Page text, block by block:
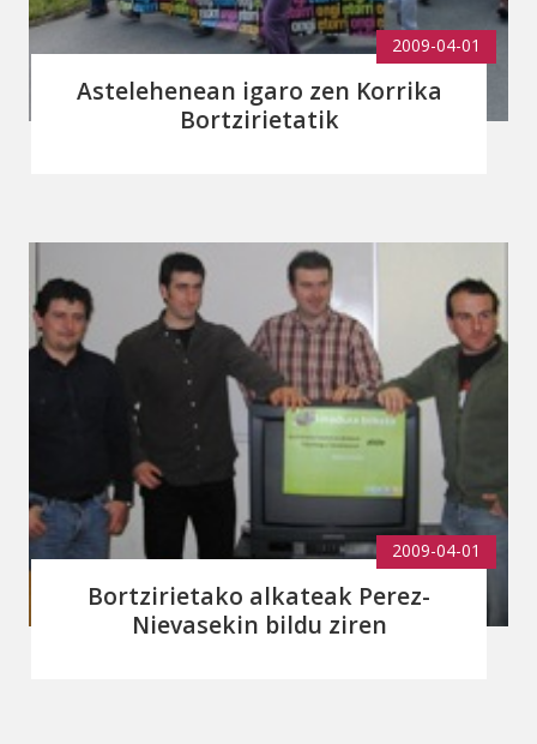
2009-04-01
Astelehenean igaro zen Korrika
Bortzirietatik
2009-04-01
Bortzirietako alkateak Perez-
Nievasekin bildu ziren